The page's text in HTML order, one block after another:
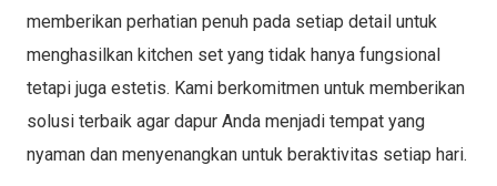
memberikan perhatian penuh pada setiap detail untuk
menghasilkan kitchen set yang tidak hanya fungsional
tetapi juga estetis. Kami berkomitmen untuk memberikan
solusi terbaik agar dapur Anda menjadi tempat yang
nyaman dan menyenangkan untuk beraktivitas setiap hari.